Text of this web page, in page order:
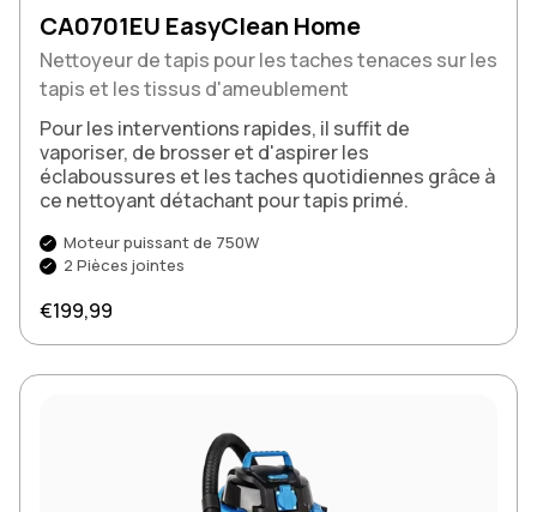
CA0701EU EasyClean Home
Nettoyeur de tapis pour les taches tenaces sur les
tapis et les tissus d'ameublement
Pour les interventions rapides, il suffit de
vaporiser, de brosser et d'aspirer les
éclaboussures et les taches quotidiennes grâce à
ce nettoyant détachant pour tapis primé.
Moteur puissant de 750W
2 Pièces jointes
Prix normal
€199,99